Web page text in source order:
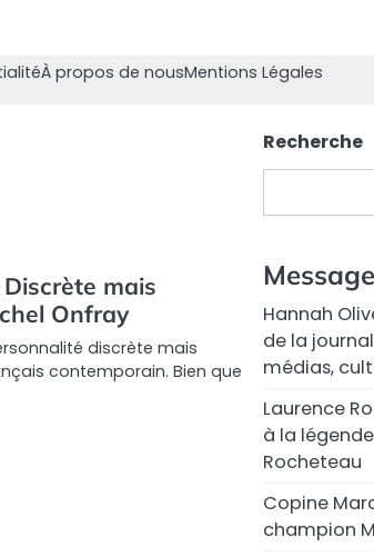
À propos de nousMentions Légales
mais
Onfray
discrète mais
contemporain. Bien que
Recherche
Hannah
de la
médias,
Laurence
à la
Rocheteau
Copine
champion